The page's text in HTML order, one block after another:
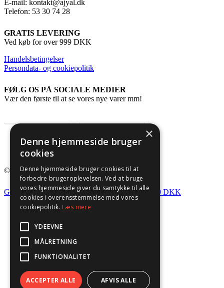
E-mail: kontakt@ajyal.dk
Telefon: 53 30 74 28
GRATIS LEVERING
Ved køb for over 999 DKK
Handelsbetingelser
Persondata- og cookiepolitik
FØLG OS PÅ SOCIALE MEDIER
Vær den første til at se vores nye varer mm!
© 2026 Ajyal.
GRATIS FRAGT - VED KØB FOR OVER 999 DKK
Forside
Shop
Find os
Kontakt
Blog
×
Denne hjemmeside bruger
cookies
Denne hjemmeside bruger cookies til at
forbedre brugeroplevelsen. Ved at bruge
vores hjemmeside giver du samtykke til alle
cookies i overensstemmelse med vores
cookiepolitik. Læs mere
YDEEVNE
MÅLRETNING
FUNKTIONALITET
ACCEPTER ALLE AFVIS ALLE